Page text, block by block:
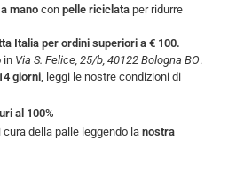
mano conpelle riciclata per ridurre
Italia per ordini superiori a € 100.
in Via S. Felice, 25/b, 40122 Bologna BO.
giorni, leggi le nostre condizioni di
al 100%
della palle leggendo la nostra